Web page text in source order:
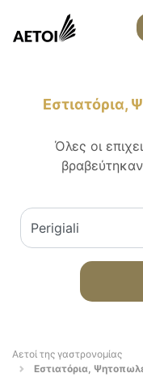
Εστιατόρια,
Όλες οι
Αετοί της γαστρονομίας
Εστιατόρια,